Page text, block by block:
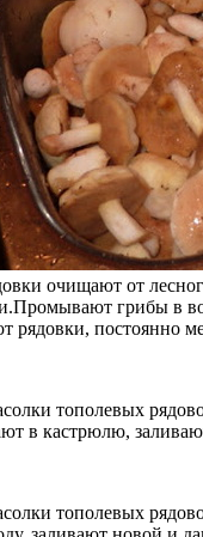
очищают от
грибы в
рядовки, постоянно
в кастрюлю,